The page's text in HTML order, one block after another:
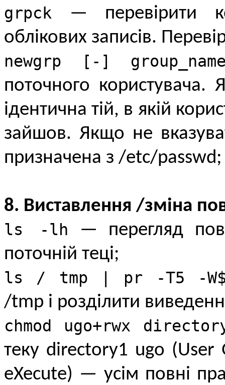
grpck — перевірити
облікових записів.
newgrp [-]
поточного користувача.
ідентична тій, в якій
зайшов. Якщо не
призначена з /etc/passwd;
8. Виставлення /зміна
ls -lh — перегляд
поточній теці;
ls / tmp | pr -T5 -
/tmp і розділити
chmod ugo+rwx
теку directory1 ugo
eXecute) — усім повні